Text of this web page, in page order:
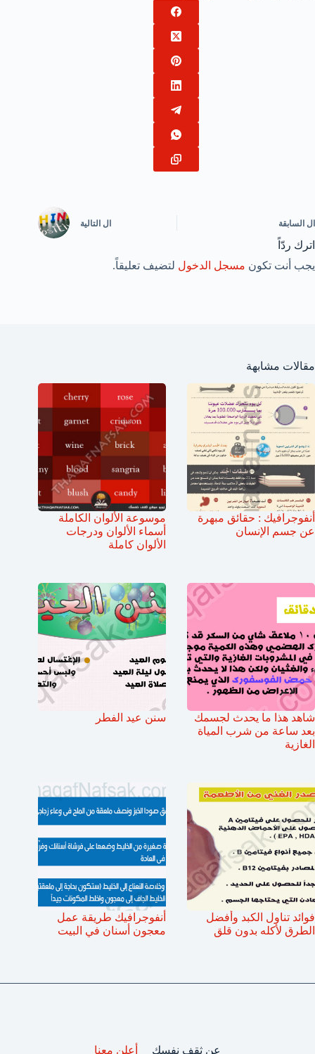
ال السابقة ال التالية
اترك ردّاً
يجب أنت تكون مسجل الدخول لتضيف تعليقاً.
مقالات مشابهة
أنفوجرافيك : حقائق مبهرة
عن جسم الإنسان
موسوعة الألوان الكاملة
أسماء الألوان ودرجات
الألوان كاملة
شاهد هذا ما يحدث لجسمك
بعد ساعة من شرب المياة
الغازية
سنن عيد الفطر
فوائد تناول الكبد وأفضل
الطرق لأكله بدون قلق
أنفوجرافيك طريقة عمل
معجون أسنان في البيت
عن ثقف نفسك أعلن معنا